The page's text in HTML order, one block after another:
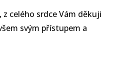
z celého srdce Vám děkuji
svým přístupem a